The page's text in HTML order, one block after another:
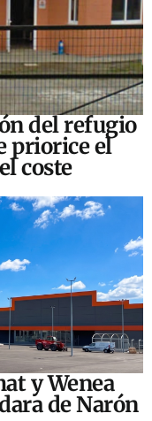
del refugio
priorice el
coste
y Wenea
de Narón